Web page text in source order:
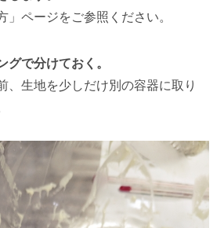
ページをご参照ください。
グで分けておく。
、生地を少しだけ別の容器に取り